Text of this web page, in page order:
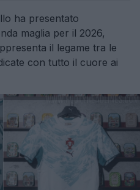
ha presentato
maglia per il 2026,
il legame tra le
con tutto il cuore ai